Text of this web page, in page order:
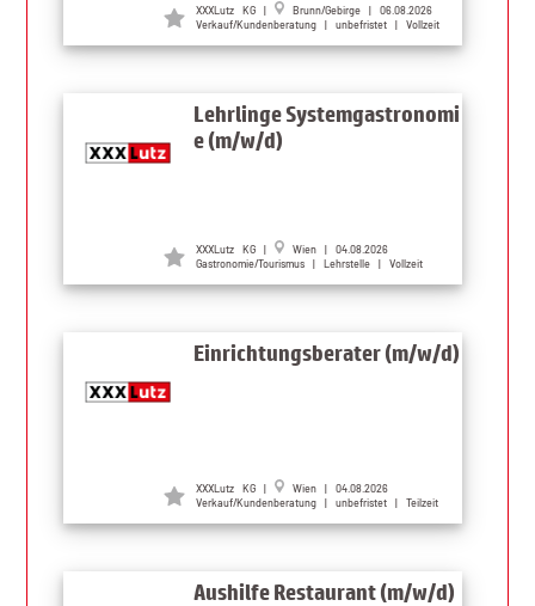
XXXLutz KG |
Brunn/Gebirge | 06.08.2026
Verkauf/Kundenberatung | unbefristet | Vollzeit
Lehrlinge Systemgastronomi
e (m/w/d)
XXXLutz KG |
Wien | 04.08.2026
Gastronomie/Tourismus | Lehrstelle | Vollzeit
Einrichtungsberater (m/w/d)
XXXLutz KG |
Wien | 04.08.2026
Verkauf/Kundenberatung | unbefristet | Teilzeit
Aushilfe Restaurant (m/w/d)